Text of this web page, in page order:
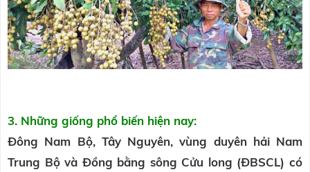
3. Những giống phổ biến hiện nay:
Đông Nam Bộ, Tây Nguyên, vùng duyên hải Nam
Trung Bộ và Đồng bằng sông Cửu long (ĐBSCL) có